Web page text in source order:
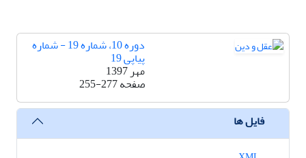
دوره 10، شماره 19 - شماره
پیاپی 19
مهر 1397
صفحه255-277
فایل ها